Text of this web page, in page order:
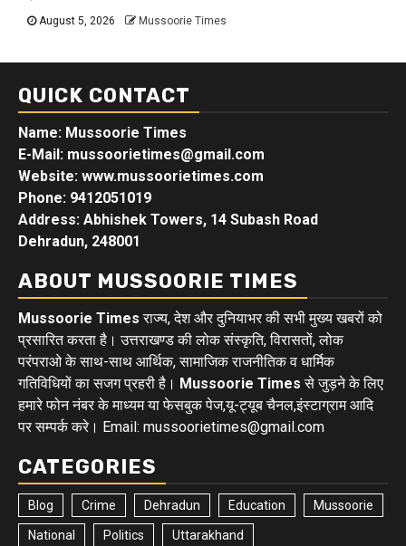
August 5, 2026 Mussoorie Times
QUICK CONTACT
Name: Mussoorie Times
E-Mail: mussoorietimes@gmail.com
Website: www.mussoorietimes.com
Phone: 9412051019
Address: Abhishek Towers, 14 Subash Road
Dehradun, 248001
ABOUT MUSSOORIE TIMES
Mussoorie Times राज्य, देश और दुनियाभर की सभी मुख्य खबरों को
प्रसारित करता है। उत्तराखण्ड की लोक संस्कृति, विरासतों, लोक
परंपराओ के साथ-साथ आर्थिक, सामाजिक राजनीतिक व धार्मिक
गतिविधियों का सजग प्रहरी है। Mussoorie Times से जुड़ने के लिए
हमारे फोन नंबर के माध्यम या फेसबुक पेज,यू-ट्यूब चैनल,इंस्टाग्राम आदि
पर सम्पर्क करे। Email: mussoorietimes@gmail.com
CATEGORIES
Blog Crime Dehradun Education Mussoorie
National Politics Uttarakhand